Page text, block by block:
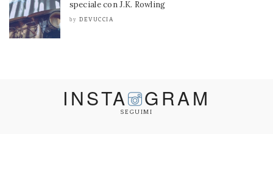
speciale con J.K. Rowling
by DEVUCCIA
INSTA GRAM
SEGUIMI